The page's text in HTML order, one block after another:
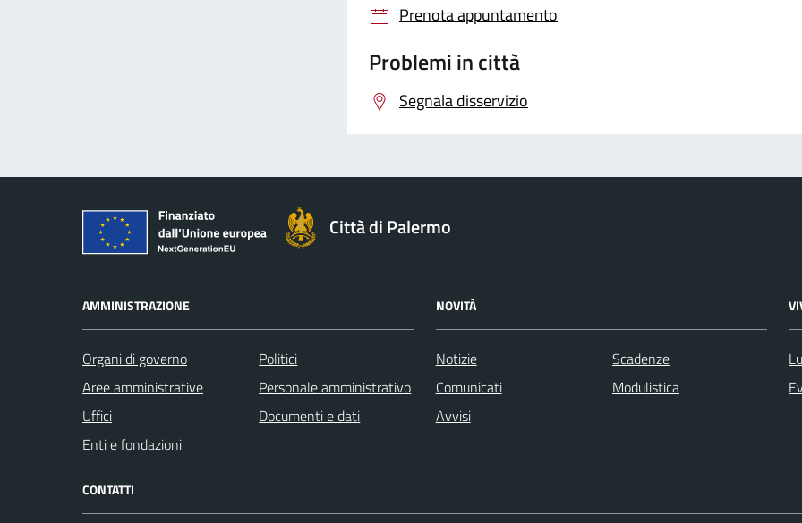
Prenota appuntamento
Problemi in città
Segnala disservizio
Città di Palermo
AMMINISTRAZIONE
Organi di governo
Aree amministrative
Uffici
Enti e fondazioni
Politici
Personale amministrativo
Documenti e dati
NOVITÀ
Notizie
Comunicati
Avvisi
Scadenze
Modulistica
CONTATTI